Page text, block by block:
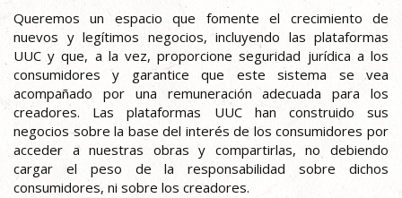
Queremos un espacio que fomente el crecimiento de
nuevos y legítimos negocios, incluyendo las plataformas
UUC y que, a la vez, proporcione seguridad jurídica a los
consumidores y garantice que este sistema se vea
acompañado por una remuneración adecuada para los
creadores. Las plataformas UUC han construido sus
negocios sobre la base del interés de los consumidores por
acceder a nuestras obras y compartirlas, no debiendo
cargar el peso de la responsabilidad sobre dichos
consumidores, ni sobre los creadores.